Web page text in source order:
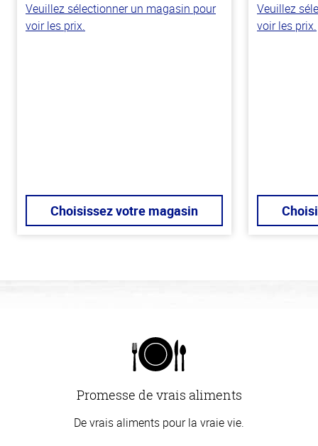
Veuillez sélectionner un magasin pour
voir les prix.
Choisissez votre magasin
Veuillez
voir les prix.
Promesse de vrais aliments
De vrais aliments pour la vraie vie.